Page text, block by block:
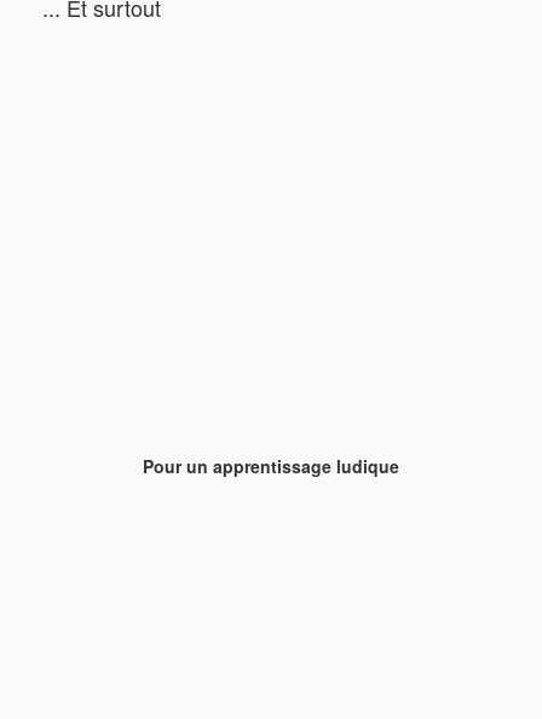
... Et surtout
Pour un apprentissage ludique